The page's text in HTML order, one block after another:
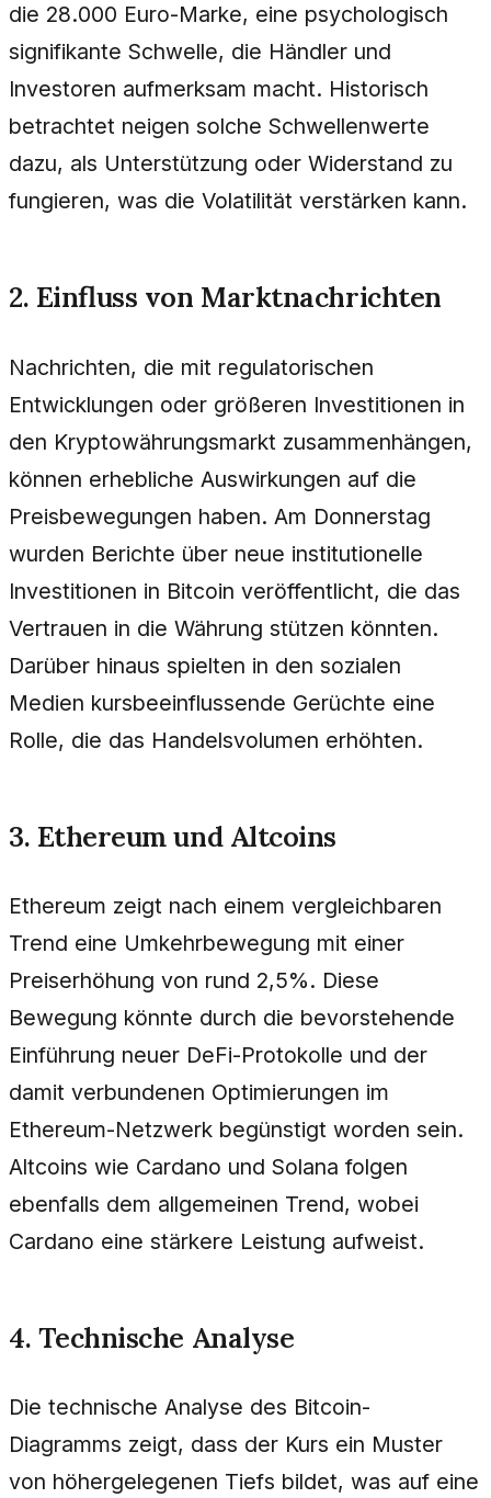
die 28.000 Euro-Marke, eine psychologisch
signifikante Schwelle, die Händler und
Investoren aufmerksam macht. Historisch
betrachtet neigen solche Schwellenwerte
dazu, als Unterstützung oder Widerstand zu
fungieren, was die Volatilität verstärken kann.
2. Einfluss von Marktnachrichten
Nachrichten, die mit regulatorischen
Entwicklungen oder größeren Investitionen in
den Kryptowährungsmarkt zusammenhängen,
können erhebliche Auswirkungen auf die
Preisbewegungen haben. Am Donnerstag
wurden Berichte über neue institutionelle
Investitionen in Bitcoin veröffentlicht, die das
Vertrauen in die Währung stützen könnten.
Darüber hinaus spielten in den sozialen
Medien kursbeeinflussende Gerüchte eine
Rolle, die das Handelsvolumen erhöhten.
3. Ethereum und Altcoins
Ethereum zeigt nach einem vergleichbaren
Trend eine Umkehrbewegung mit einer
Preiserhöhung von rund 2,5%. Diese
Bewegung könnte durch die bevorstehende
Einführung neuer DeFi-Protokolle und der
damit verbundenen Optimierungen im
Ethereum-Netzwerk begünstigt worden sein.
Altcoins wie Cardano und Solana folgen
ebenfalls dem allgemeinen Trend, wobei
Cardano eine stärkere Leistung aufweist.
4. Technische Analyse
Die technische Analyse des Bitcoin-
Diagramms zeigt, dass der Kurs ein Muster
von höhergelegenen Tiefs bildet, was auf eine